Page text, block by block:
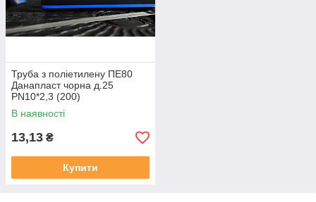
Труба з поліетилену ПЕ80
Данапласт чорна д.25
PN10*2,3 (200)
В наявності
13,13 ₴
Купити